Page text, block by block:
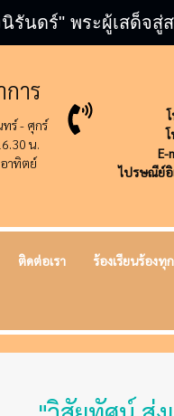
รันดร์" พระผู้เสด็จ
การ
ร์ - ศุกร์
น.
อาทิตย์
E-
ไปรษณีย์อิ
ติดต่อเรา ร้องเรียนร้องทุ